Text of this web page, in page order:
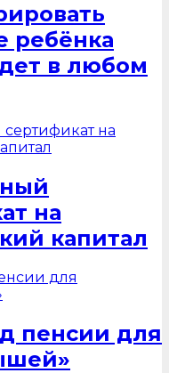
ребёнка
в любом
на
капитал
пенсии для